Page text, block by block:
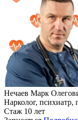
Нечаев Марк
Нарколог, психиатр,
Стаж 10 лет